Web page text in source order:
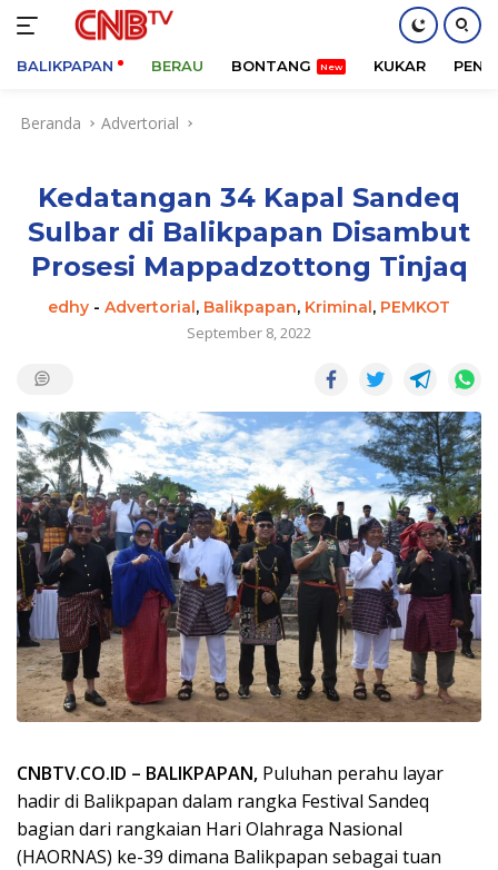
BALIKPAPAN BERAU BONTANG KUKAR
Beranda Advertorial
Kedatangan 34 Kapal Sandeq
Sulbar di Balikpapan Disambut
Prosesi Mappadzottong Tinjaq
edhy - Advertorial, Balikpapan, Kriminal, PEMKOT
September 8, 2022
CNBTV.CO.ID – BALIKPAPAN, Puluhan perahu layar
hadir di Balikpapan dalam rangka Festival Sandeq
bagian dari rangkaian Hari Olahraga Nasional
(HAORNAS) ke-39 dimana Balikpapan sebagai tuan